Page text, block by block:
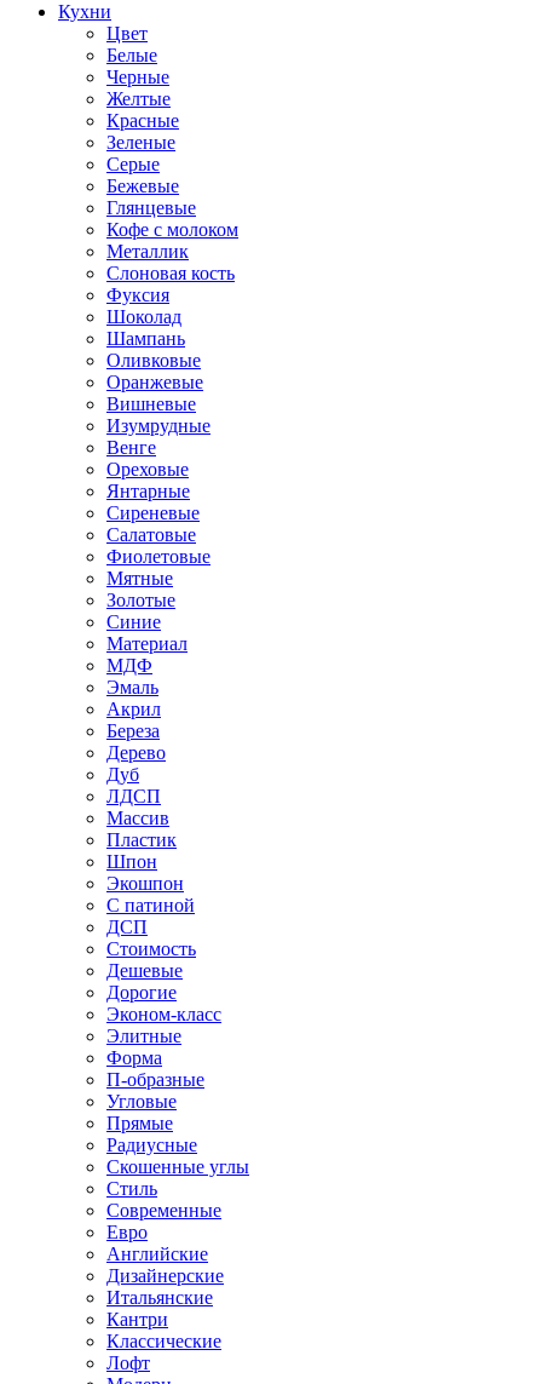
Кухни
Цвет
Белые
Черные
Желтые
Красные
Зеленые
Серые
Бежевые
Глянцевые
Кофе с молоком
Металлик
Слоновая кость
Фуксия
Шоколад
Шампань
Оливковые
Оранжевые
Вишневые
Изумрудные
Венге
Ореховые
Янтарные
Сиреневые
Салатовые
Фиолетовые
Мятные
Золотые
Синие
Материал
МДФ
Эмаль
Акрил
Береза
Дерево
Дуб
ЛДСП
Массив
Пластик
Шпон
Экошпон
С патиной
ДСП
Стоимость
Дешевые
Дорогие
Эконом-класс
Элитные
Форма
П-образные
Угловые
Прямые
Радиусные
Скошенные углы
Стиль
Современные
Евро
Английские
Дизайнерские
Итальянские
Кантри
Классические
Лофт